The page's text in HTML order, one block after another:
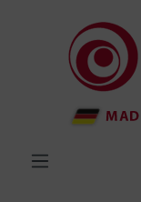
springen